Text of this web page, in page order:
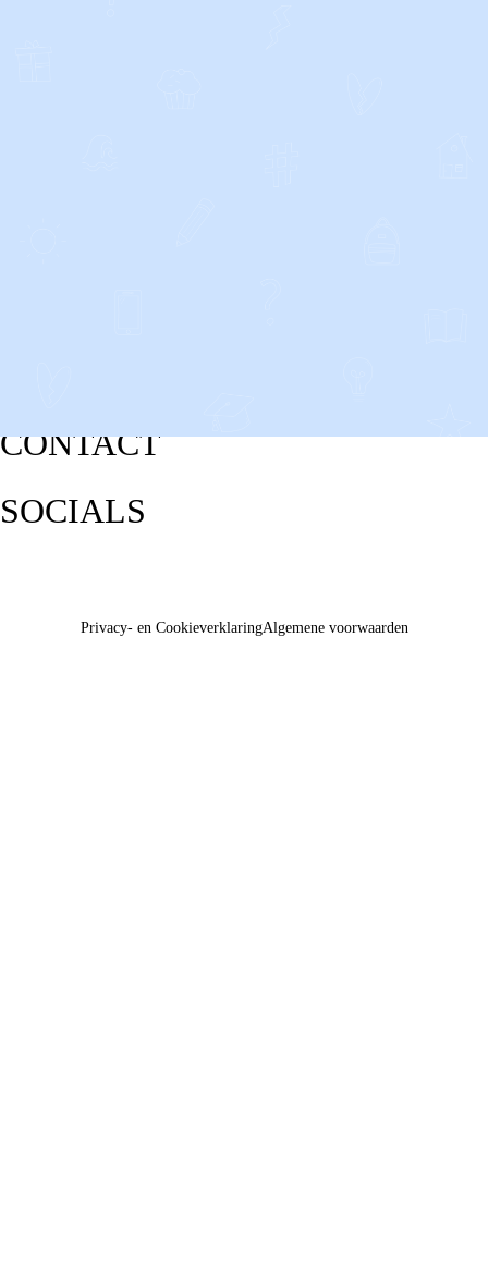
CONTACT
SOCIALS
Privacy- en CookieverklaringAlgemene voorwaarden